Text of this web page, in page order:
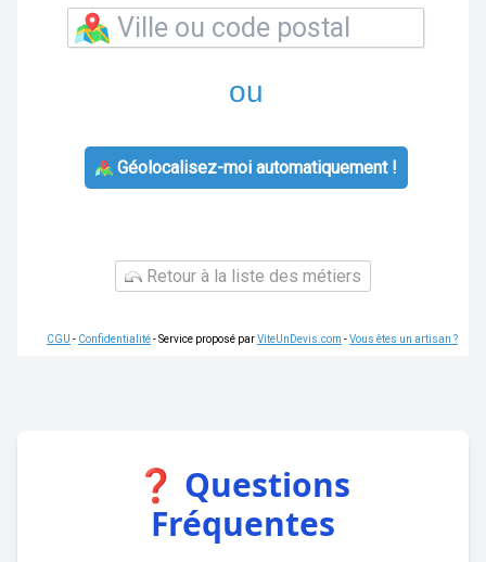
ou
Géolocalisez-moi automatiquement !
Retour à la liste des métiers
CGU - Confidentialité- Service proposé parViteUnDevis.com -Vous êtes un artisan ?
❓ Questions
Fréquentes